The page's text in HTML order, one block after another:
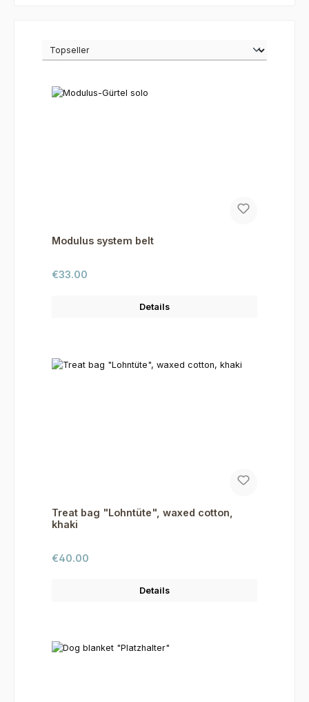
Modulus system belt
Regular price:
€33.00
Details
Treat bag "Lohntüte", waxed cotton,
khaki
Regular price:
€40.00
Details